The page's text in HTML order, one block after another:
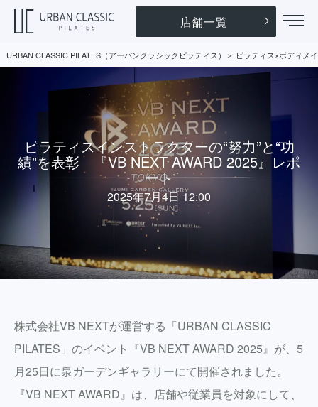
店舗一覧
URBAN CLASSIC PILATES（アーバンクラシックピラティス） ピラティス×ボディメ
ピラティスインストラクターの“努力”と“功
績”を表彰 『VB NEXT AWARD 2025』レポ
ート
2025年7月4日 12:00
株式会社VB NEXTが運営する「URBAN CLASSIC
PILATES」のイベント『VB NEXT AWARD 2025』が、5
月25日に泉ガーデンギャラリーにて開催されました。
『VB NEXT AWARD』は、店舗や従業員を対象にして、